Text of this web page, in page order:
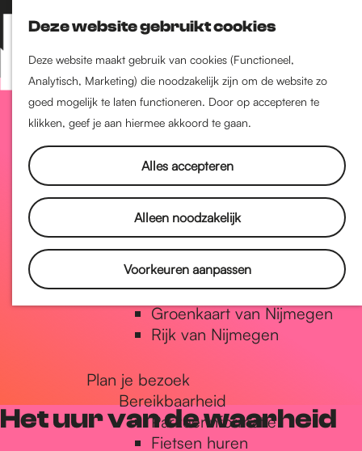
Deze website gebruikt cookies
Deze website maakt gebruik van cookies (Functioneel,
Analytisch, Marketing) die noodzakelijk zijn om de website zo
goed mogelijk te laten functioneren. Door op accepteren te
klikken, geef je aan hiermee akkoord te gaan.
Alles accepteren
Alleen noodzakelijk
Voorkeuren aanpassen
Z
o
e
k
e
K
a
a
r
t
M
e
n
Nijmegen-Nieuw-West
Nijmegen-Oud-West
Dukenburg
Lindenholt
Historie
De oudste stad van
Nederland
Historische tijdlijn
Romeinse Limes
Vrede van Nijmegen Penning
Natuur in Nijmegen
Groenkaart van Nijmegen
Rijk van Nijmegen
Plan je bezoek
Bereikbaarheid
Parkeerinformatie
Fietsen huren
Het uur van de waarheid